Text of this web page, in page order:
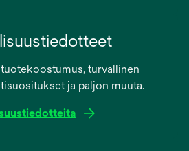
turvallinen
ja paljon muuta.